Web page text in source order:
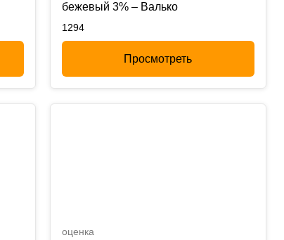
бежевый 3% – Валько
1294
Просмотреть
оценка